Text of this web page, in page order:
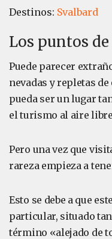
Destinos: Svalbard
Los puntos
Puede parecer
nevadas y repletas
pueda ser un lugar
el turismo al aire
Pero una vez que
rareza empieza a
Esto se debe a que
particular, situado
término «alejado de